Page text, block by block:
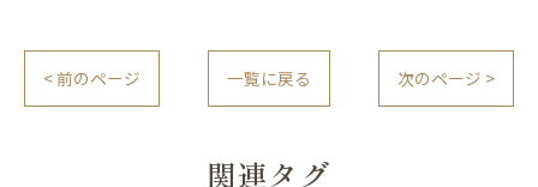
< 前のページ 一覧に戻る 次のページ >
関連タグ